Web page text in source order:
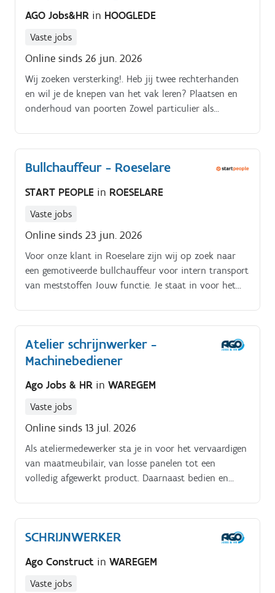
AGO Jobs&HR in HOOGLEDE
Vaste jobs
Online sinds 26 jun. 2026
Wij zoeken versterking!. Heb jij twee rechterhanden
en wil je de knepen van het vak leren? Plaatsen en
onderhoud van poorten Zowel particulier als
Bullchauffeur - Roeselare
START PEOPLE in ROESELARE
Vaste jobs
Online sinds 23 jun. 2026
Voor onze klant in Roeselare zijn wij op zoek naar
een gemotiveerde bullchauffeur voor intern transport
van meststoffen Jouw functie. Je staat in voor het
voert daarnaast ook onderhouds- en reinigingstaken
uit. Manueel werk schrikt je niet af Jouw taken.
Intern transport van meststoffen met de
bull/wiellader Vullen en lossen van bunkers
en smering) Reinigen van de productieomgeving,
installaties en machines Onderhouds- en
Atelier schrijnwerker -
Machinebediener
Ago Jobs & HR in WAREGEM
Vaste jobs
Online sinds 13 jul. 2026
Als ateliermedewerker sta je in voor het vervaardigen
van maatmeubilair, van losse panelen tot een
volledig afgewerkt product. Daarnaast bedien en
of CNC machines.
SCHRIJNWERKER
Ago Construct in WAREGEM
Vaste jobs